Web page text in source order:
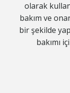
olarak
bakım ve
bir şekilde
bakımı